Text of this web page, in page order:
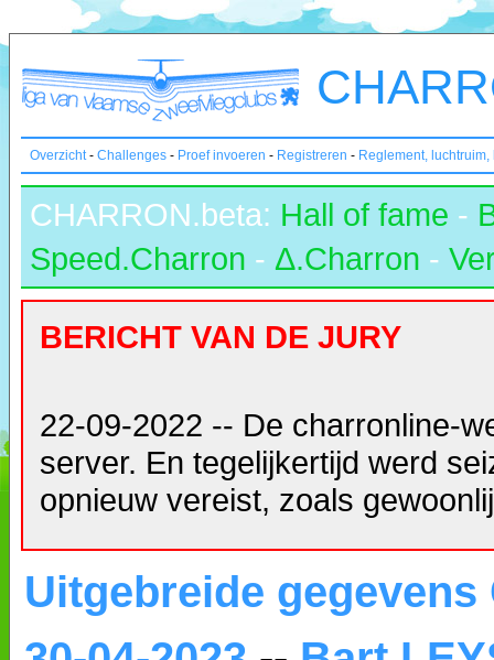
Overzicht- Challenges - Proef invoeren - Registreren - Reglement,
CHARRON.beta: Hall of fame -
Speed.Charron - Δ.Charron -
BERICHT VAN DE JURY
22-09-2022 -- De charronline-
server. En tegelijkertijd werd
opnieuw vereist, zoals
Uitgebreide